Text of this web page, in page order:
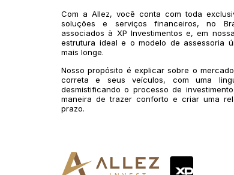
Com a Allez, você conta com toda
soluções e serviços financeiros, no
associados à XP Investimentos e, em
estrutura ideal e o modelo de assessoria
mais longe.
Nosso propósito é explicar sobre o
correta e seus veículos, com uma
desmistificando o processo de
maneira de trazer conforto e criar uma
prazo.